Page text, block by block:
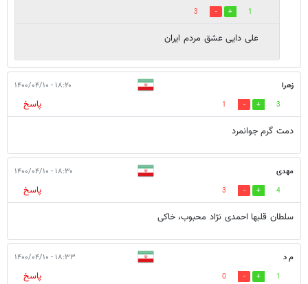
1
3
علی دایی عشق مردم ایران
زهرا ۱۸:۲۰ - ۱۴۰۰/۰۴/۱۰
3
1
پاسخ
دمت گرم جوانمرد
مهدی ۱۸:۳۰ - ۱۴۰۰/۰۴/۱۰
4
3
پاسخ
سلطان قلبها احمدی نژاد محبوب، خاکی
م د ۱۸:۳۳ - ۱۴۰۰/۰۴/۱۰
1
0
پاسخ